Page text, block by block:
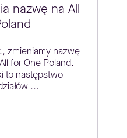
nazwę na All
zmieniamy nazwę
for One Poland.
to następstwo
...